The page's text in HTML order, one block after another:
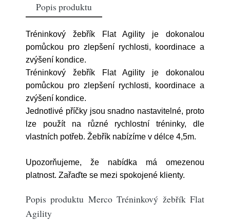
Popis produktu
Tréninkový žebřík Flat Agility je dokonalou
pomůckou pro zlepšení rychlosti, koordinace a
zvýšení kondice.
Tréninkový žebřík Flat Agility je dokonalou
pomůckou pro zlepšení rychlosti, koordinace a
zvýšení kondice.
Jednotlivé příčky jsou snadno nastavitelné, proto
lze použít na různé rychlostní tréninky, dle
vlastních potřeb. Žebřík nabízíme v délce 4,5m.
Upozorňujeme, že nabídka má omezenou
platnost. Zařaďte se mezi spokojené klienty.
Popis produktu Merco Tréninkový žebřík Flat
Agility